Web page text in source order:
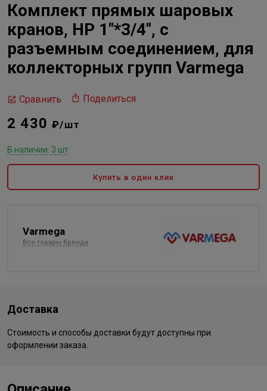
Комплект прямых шаровых
кранов, НР 1"*3/4", с
разъемным соединением, для
коллекторных групп Varmega
Сравнить Поделиться
2 430₽/шт
В наличии: 3 шт
Купить в один клик
Varmega
Все товары бренда
Доставка
Стоимость и способы доставки будут доступны при
оформлении заказа.